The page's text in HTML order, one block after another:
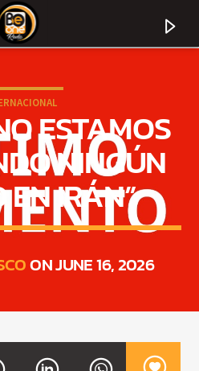
ESTAMOS
NINGÚN
EN IRÁN”
ON JUNE 16, 2026